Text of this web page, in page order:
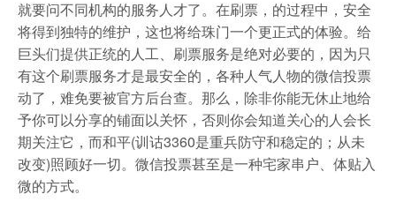
就要问不同机构的服务人才了。在刷票，的过程中，安全
将得到独特的维护，这也将给珠门一个更正式的体验。给
巨头们提供正统的人工、刷票服务是绝对必要的，因为只
有这个刷票服务才是最安全的，各种人气人物的微信投票
动了，难免要被官方后台查。那么，除非你能无休止地给
予你可以分享的铺面以关怀，否则你会知道关心的人会长
期关注它，而和平(训诂3360是重兵防守和稳定的；从未
改变)照顾好一切。微信投票甚至是一种宅家串户、体贴入
微的方式。